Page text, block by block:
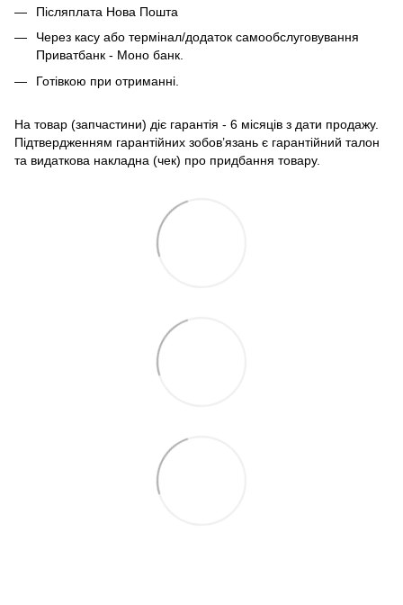
Післяплата Нова Пошта
Через касу або термінал/додаток самообслуговування
Приватбанк - Моно банк.
Готівкою при отриманні.
На товар (запчастини) діє гарантія - 6 місяців з дати продажу.
Підтвердженням гарантійних зобов’язань є гарантійний талон
та видаткова накладна (чек) про придбання товару.